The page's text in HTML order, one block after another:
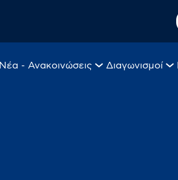
Νέα - Ανακοινώσεις Διαγωνισμοί